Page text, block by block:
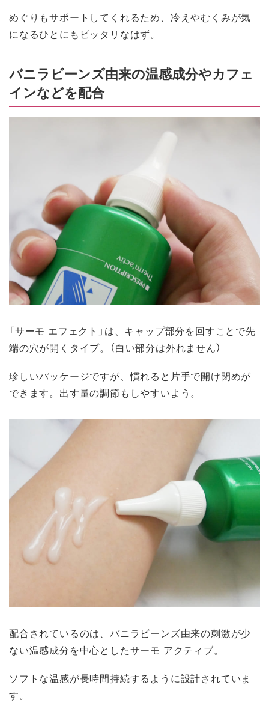
めぐりもサポートしてくれるため、冷えやむくみが気
になるひとにもピッタリなはず。
バニラビーンズ由来の温感成分やカフェ
インなどを配合
「サーモ エフェクト」は、キャップ部分を回すことで先
端の穴が開くタイプ。（白い部分は外れません）
珍しいパッケージですが、慣れると片手で開け閉めが
できます。出す量の調節もしやすいよう。
配合されているのは、バニラビーンズ由来の刺激が少
ない温感成分を中心としたサーモ アクティブ。
ソフトな温感が長時間持続するように設計されていま
す。